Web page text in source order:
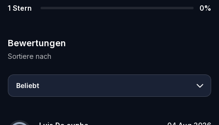
1 Stern 0%
Bewertungen
Sortiere nach
Beliebt